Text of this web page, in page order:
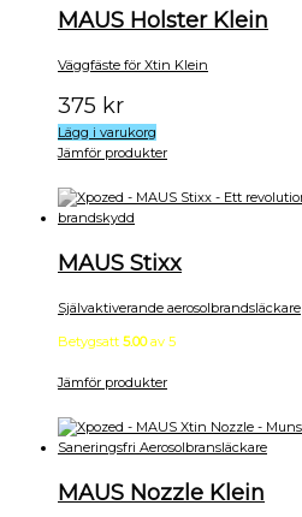
MAUS Holster Klein
Väggfäste för Xtin Klein
375 kr
Lägg i varukorg
Jämför produkter
MAUS Stixx
Självaktiverande aerosolbrandsläckare
Betygsatt 5.00av 5
Jämför produkter
MAUS Nozzle Klein